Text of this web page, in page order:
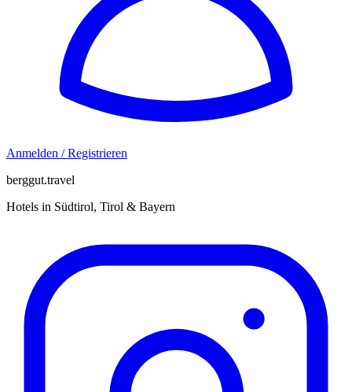
Anmelden / Registrieren
berggut.travel
Hotels in Südtirol, Tirol & Bayern